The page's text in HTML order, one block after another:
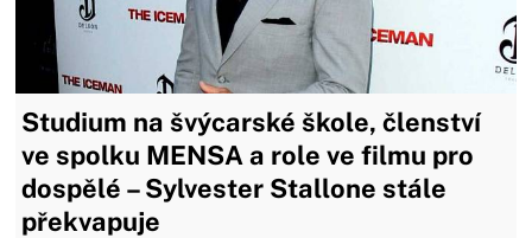
Studium na švýcarské škole, členství
ve spolku MENSA a role ve filmu pro
dospělé – Sylvester Stallone stále
překvapuje